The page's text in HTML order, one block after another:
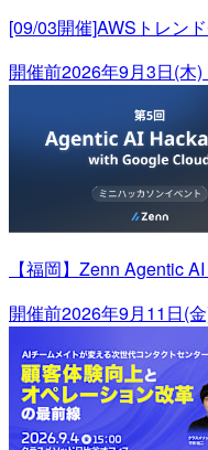
[09/03開催]AWSトレン
開催前2026年9月3日(木)
【福岡】Zenn Agentic
開催前2026年9月11日(